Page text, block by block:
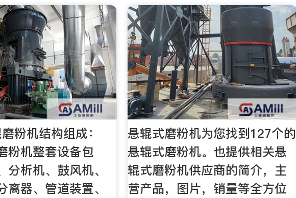
粉机结构组成：
粉机整套设备包
分析机、鼓风机、
离器、管道装置、
悬辊式磨粉机为您找到127个的
悬辊式磨粉机。也提供相关悬
辊式磨粉机供应商的简介，主
营产品，图片，销量等全方位